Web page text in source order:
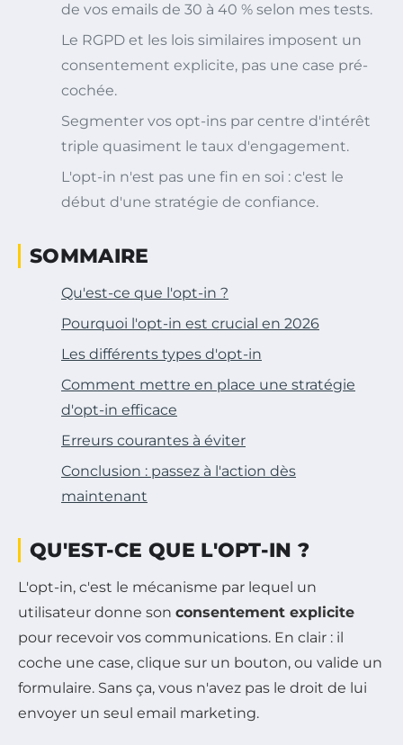
de vos emails de 30 à 40 % selon mes tests.
Le RGPD et les lois similaires imposent un
consentement explicite, pas une case pré-
cochée.
Segmenter vos opt-ins par centre d'intérêt
triple quasiment le taux d'engagement.
L'opt-in n'est pas une fin en soi : c'est le
début d'une stratégie de confiance.
SOMMAIRE
Qu'est-ce que l'opt-in ?
Pourquoi l'opt-in est crucial en 2026
Les différents types d'opt-in
Comment mettre en place une stratégie
d'opt-in efficace
Erreurs courantes à éviter
Conclusion : passez à l'action dès
maintenant
QU'EST-CE QUE L'OPT-IN ?
L'opt-in, c'est le mécanisme par lequel un
utilisateur donne son consentement explicite
pour recevoir vos communications. En clair : il
coche une case, clique sur un bouton, ou valide un
formulaire. Sans ça, vous n'avez pas le droit de lui
envoyer un seul email marketing.